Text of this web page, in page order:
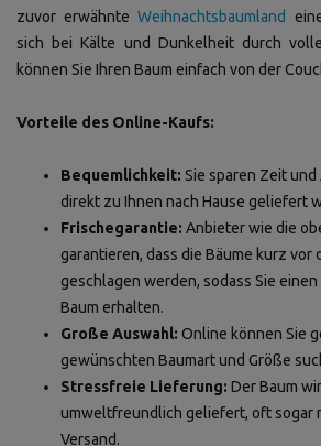
zuvor erwähnteWeihnachtsbaumland
sich bei Kälte und Dunkelheit durch
können Sie Ihren Baum einfach von der
Vorteile des Online-Kaufs:
Bequemlichkeit: Sie sparen Zeit und
direkt zu Ihnen nach Hause geliefert
Frischegarantie: Anbieter wie die
garantieren, dass die Bäume kurz vor
geschlagen werden, sodass Sie
Baum erhalten.
Große Auswahl: Online können Sie
gewünschten Baumart und Größe
Stressfreie Lieferung: Der Baum
umweltfreundlich geliefert, oft sogar
Versand.